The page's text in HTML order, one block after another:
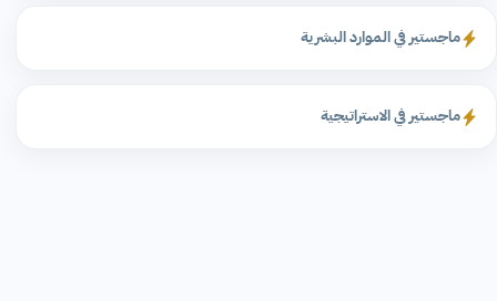
ماجستير في الموارد البشرية
ماجستير في الاستراتيجية